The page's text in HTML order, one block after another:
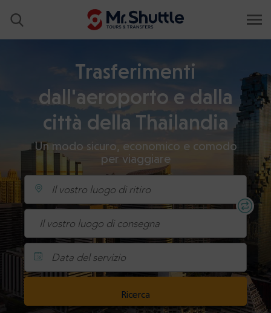
Trasferimenti
dall'aeroporto e dalla
città della Thailandia
Un modo sicuro, economico e comodo
per viaggiare
Data del servizio
Ricerca